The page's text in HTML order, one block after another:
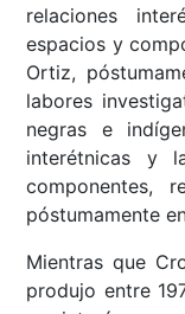
relaciones
espacios y
Ortiz,
labores
negras e
interétnicas y
componentes,
póstumamente
Mientras que
produjo entre